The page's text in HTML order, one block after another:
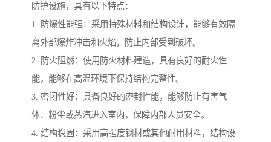
防护设施，具有以下特点：
1. 防爆性能强：采用特殊材料和结构设计，能够有效隔
离外部爆炸冲击和火焰，防止内部受到破坏。
2. 防火阻燃：使用防火材料建造，具有良好的耐火性
能，能够在高温环境下保持结构完整性。
3. 密闭性好：具备良好的密封性能，能够防止有害气
体、粉尘或蒸汽进入室内，保障内部人员安全。
4. 结构稳固：采用高强度钢材或其他耐用材料，结构设